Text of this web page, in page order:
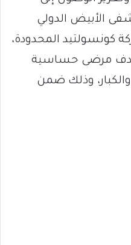
الأبيض الدولي
كونسولتيد المحدودة،
مرضى حساسية
وذلك ضمن